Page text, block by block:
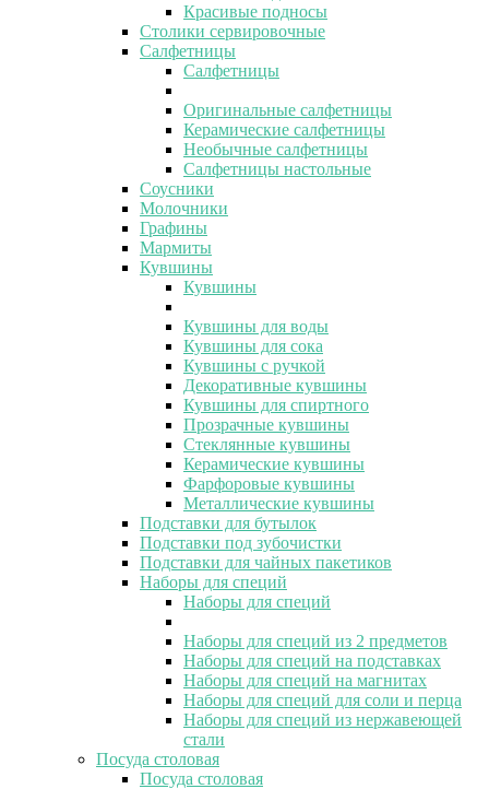
Красивые подносы
Столики сервировочные
Салфетницы
Салфетницы
Оригинальные салфетницы
Керамические салфетницы
Необычные салфетницы
Салфетницы настольные
Соусники
Молочники
Графины
Мармиты
Кувшины
Кувшины
Кувшины для воды
Кувшины для сока
Кувшины с ручкой
Декоративные кувшины
Кувшины для спиртного
Прозрачные кувшины
Стеклянные кувшины
Керамические кувшины
Фарфоровые кувшины
Металлические кувшины
Подставки для бутылок
Подставки под зубочистки
Подставки для чайных пакетиков
Наборы для специй
Наборы для специй
Наборы для специй из 2 предметов
Наборы для специй на подставках
Наборы для специй на магнитах
Наборы для специй для соли и перца
Наборы для специй из нержавеющей
стали
Посуда столовая
Посуда столовая